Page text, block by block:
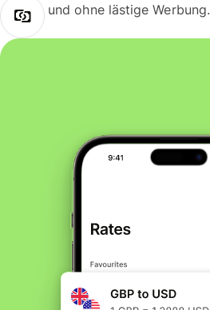
und ohne lästige Werbung.